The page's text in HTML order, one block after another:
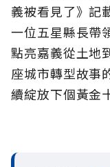
義被看見了》記
一位五星縣長帶
點亮嘉義從土地
座城市轉型故事
續綻放下個黃金